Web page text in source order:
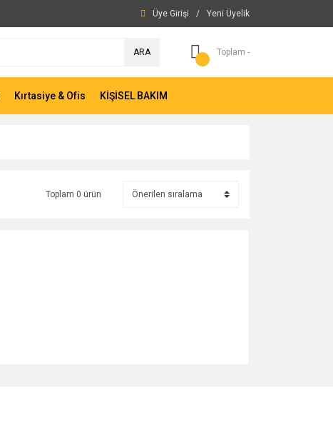
Üye Girişi / Yeni Üyelik
ARA Toplam -
Kırtasiye & Ofis KİŞİSEL BAKIM
Toplam 0 ürün